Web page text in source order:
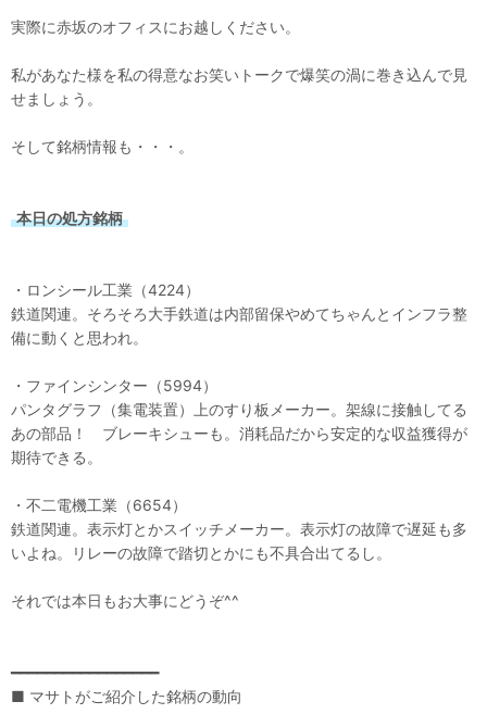
実際に赤坂のオフィスにお越しください。
私があなた様を私の得意なお笑いトークで爆笑の渦に巻き込んで見
せましょう。
そして銘柄情報も・・・。
本日の処方銘柄
・ロンシール工業（4224）
鉄道関連。そろそろ大手鉄道は内部留保やめてちゃんとインフラ整
備に動くと思われ。
・ファインシンター（5994）
パンタグラフ（集電装置）上のすり板メーカー。架線に接触してる
あの部品！ ブレーキシューも。消耗品だから安定的な収益獲得が
期待できる。
・不二電機工業（6654）
鉄道関連。表示灯とかスイッチメーカー。表示灯の故障で遅延も多
いよね。リレーの故障で踏切とかにも不具合出てるし。
それでは本日もお大事にどうぞ^^
━━━━━━━━━━━━━━━━━
■ マサトがご紹介した銘柄の動向